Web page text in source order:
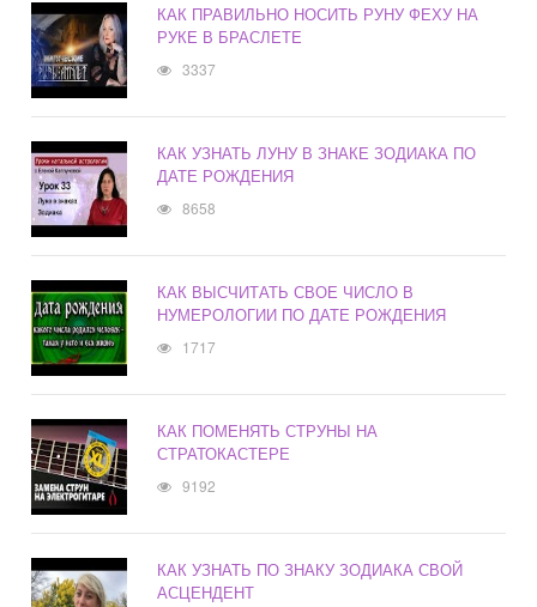
КАК ПРАВИЛЬНО НОСИТЬ РУНУ ФЕХУ НА
РУКЕ В БРАСЛЕТЕ
3337
КАК УЗНАТЬ ЛУНУ В ЗНАКЕ ЗОДИАКА ПО
ДАТЕ РОЖДЕНИЯ
8658
КАК ВЫСЧИТАТЬ СВОЕ ЧИСЛО В
НУМЕРОЛОГИИ ПО ДАТЕ РОЖДЕНИЯ
1717
КАК ПОМЕНЯТЬ СТРУНЫ НА
СТРАТОКАСТЕРЕ
9192
КАК УЗНАТЬ ПО ЗНАКУ ЗОДИАКА СВОЙ
АСЦЕНДЕНТ